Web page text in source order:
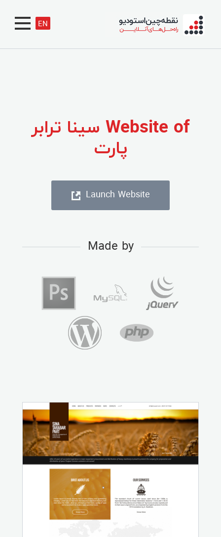
EN
Website of سینا ترابر
پارت
Launch Website
Made by